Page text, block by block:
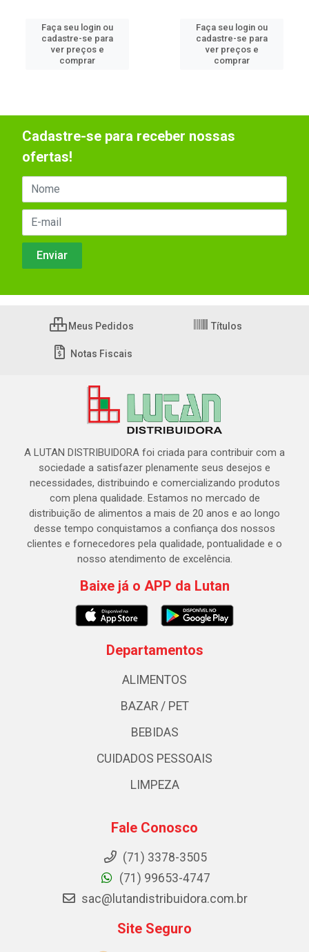
Faça seu login ou
cadastre-se para
ver preços e
comprar
Faça seu login ou
cadastre-se para
ver preços e
comprar
Cadastre-se para receber nossas
ofertas!
Meus Pedidos Títulos
Notas Fiscais
A LUTAN DISTRIBUIDORA foi criada para contribuir com a
sociedade a satisfazer plenamente seus desejos e
necessidades, distribuindo e comercializando produtos
com plena qualidade. Estamos no mercado de
distribuição de alimentos a mais de 20 anos e ao longo
desse tempo conquistamos a confiança dos nossos
clientes e fornecedores pela qualidade, pontualidade e o
nosso atendimento de excelência.
Baixe já o APP da Lutan
Departamentos
ALIMENTOS
BAZAR / PET
BEBIDAS
CUIDADOS PESSOAIS
LIMPEZA
Fale Conosco
(71) 3378-3505
(71) 99653-4747
sac@lutandistribuidora.com.br
Site Seguro